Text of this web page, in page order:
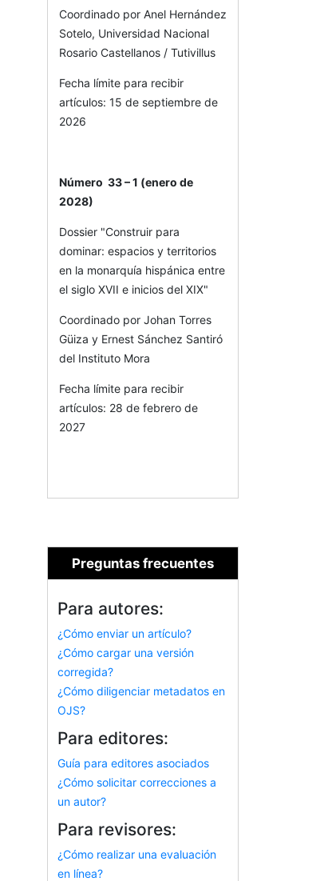
Coordinado por Anel Hernández
Sotelo, Universidad Nacional
Rosario Castellanos / Tutivillus
Fecha límite para recibir
artículos: 15 de septiembre de
2026
Número 33 – 1 (enero de
2028)
Dossier "Construir para
dominar: espacios y territorios
en la monarquía hispánica entre
el siglo XVII e inicios del XIX"
Coordinado por Johan Torres
Güiza y Ernest Sánchez Santiró
del Instituto Mora
Fecha límite para recibir
artículos: 28 de febrero de
2027
Preguntas frecuentes
Para autores:
¿Cómo enviar un artículo?
¿Cómo cargar una versión
corregida?
¿Cómo diligenciar metadatos en
OJS?
Para editores:
Guía para editores asociados
¿Cómo solicitar correcciones a
un autor?
Para revisores:
¿Cómo realizar una evaluación
en línea?